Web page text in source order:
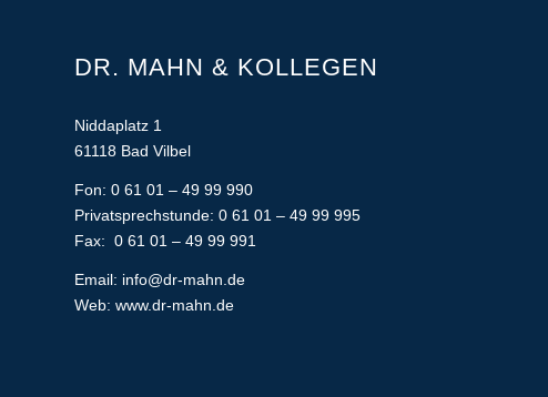
DR. MAHN & KOLLEGEN
Niddaplatz 1
61118 Bad Vilbel
Fon: 0 61 01 – 49 99 990
Privatsprechstunde: 0 61 01 – 49 99 995
Fax: 0 61 01 – 49 99 991
Email: info@dr-mahn.de
Web: www.dr-mahn.de